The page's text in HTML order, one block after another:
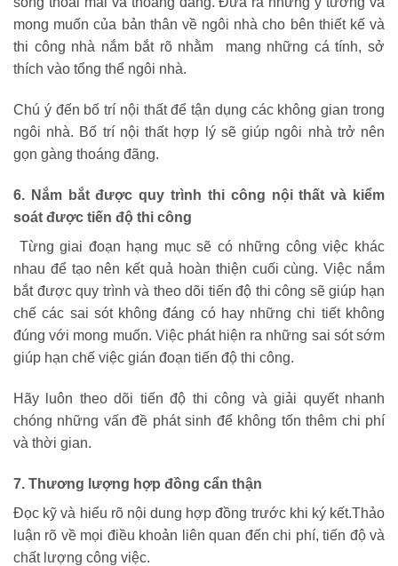
mong muốn của bản thân về ngôi nhà cho bên thiết kế và
thi công nhà nắm bắt rõ nhằm mang những cá tính, sở
thích vào tổng thể ngôi nhà.
Chú ý đến bố trí nội thất để tận dụng các không gian trong
ngôi nhà. Bố trí nội thất hợp lý sẽ giúp ngôi nhà trở nên
gọn gàng thoáng đãng.
6. Nắm bắt được quy trình thi công nội thất và kiểm
soát được tiến độ thi công
Từng giai đoạn hạng mục sẽ có những công việc khác
nhau để tạo nên kết quả hoàn thiện cuối cùng. Việc nắm
bắt được quy trình và theo dõi tiến độ thi công sẽ giúp hạn
chế các sai sót không đáng có hay những chi tiết không
đúng với mong muốn. Việc phát hiện ra những sai sót sớm
giúp hạn chế việc gián đoạn tiến độ thi công.
Hãy luôn theo dõi tiến độ thi công và giải quyết nhanh
chóng những vấn đề phát sinh để không tốn thêm chi phí
và thời gian.
7. Thương lượng hợp đồng cẩn thận
Đọc kỹ và hiểu rõ nội dung hợp đồng trước khi ký kết.Thảo
luận rõ về mọi điều khoản liên quan đến chi phí, tiến độ và
chất lượng công việc.